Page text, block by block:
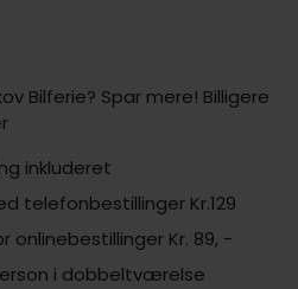
Bilferie? Spar mere! Billigere
inkluderet
telefonbestillinger Kr.129
onlinebestillinger Kr. 89, -
i dobbeltværelse